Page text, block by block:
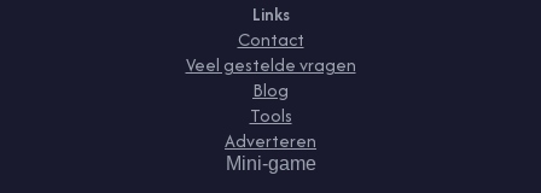
Links
Contact
Veel gestelde vragen
Blog
Tools
Adverteren
Mini-game